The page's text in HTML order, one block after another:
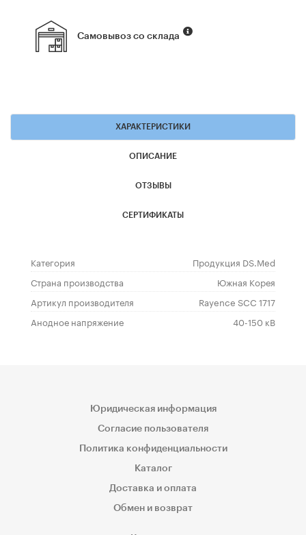
Самовывоз со склада
ХАРАКТЕРИСТИКИ
ОПИСАНИЕ
ОТЗЫВЫ
СЕРТИФИКАТЫ
Категория
Продукция DS.Med
Страна производства
Южная Корея
Артикул производителя
Rayence SCC 1717
Анодное напряжение
40-150 кВ
Юридическая информация
Согласие пользователя
Политика конфиденциальности
Каталог
Доставка и оплата
Обмен и возврат